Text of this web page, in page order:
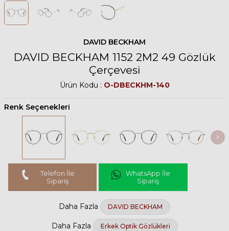
DAVID BECKHAM
DAVID BECKHAM 1152 2M2 49 Gözlük
Çerçevesi
Ürün Kodu : O-DBECKHM-140
Renk Seçenekleri
Telefon İle
Sipariş
WhatsApp İle
Sipariş
Daha Fazla DAVID BECKHAM
Daha Fazla Erkek Optik Gözlükleri